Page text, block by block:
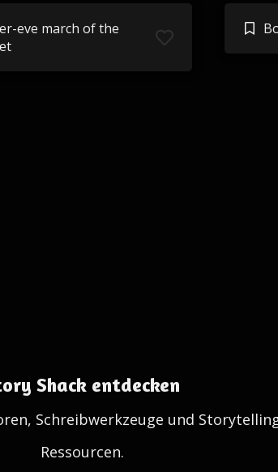
eve march of the
Shack entdecken
Schreibwerkzeuge und
Ressourcen.